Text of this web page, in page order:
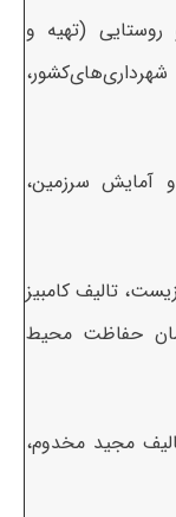
(تهیه و
و آمایش سرزمین،
تالیف کامبیز
حفاظت محیط
مجید مخدوم،